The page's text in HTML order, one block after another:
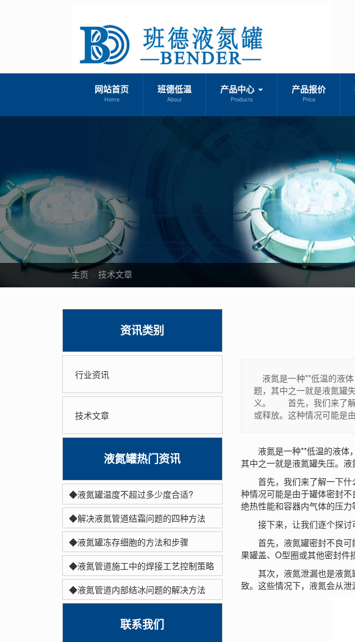
网站首页
Home
班德低温
About
产品中心
Products
产品报价
Price
主页 技术文章
资讯类别
行业资讯
技术文章
液氮罐热门资讯
◆液氮罐温度不超过多少度合适?
◆解决液氮管道结霜问题的四种方法
◆液氮罐冻存细胞的方法和步骤
◆液氮管道施工中的焊接工艺控制策略
◆液氮管道内部结冰问题的解决方法
联系我们
液氮是一种**低温的液
题，其中之一就是液氮罐
义。 首先，我们来了解
或释放。这种情况可能是
液氮是一种**低温的液体，
其中之一就是液氮罐失压。
首先，我们来了解一下什
种情况可能是由于罐体密封
绝热性能和容器内气体的压力
接下来，让我们逐个探讨
首先，液氮罐密封不良可
果罐盖、O型圈或其他密封件
其次，液氮泄漏也是液氮
致。这些情况下，液氮会从泄